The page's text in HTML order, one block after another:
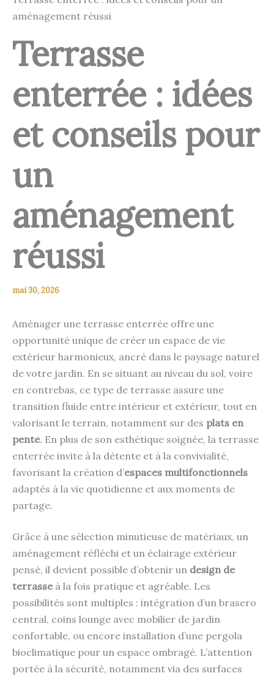
aménagement réussi
Terrasse
enterrée : idées
et conseils pour
un
aménagement
réussi
mai 30, 2026
Aménager une terrasse enterrée offre une
opportunité unique de créer un espace de vie
extérieur harmonieux, ancré dans le paysage naturel
de votre jardin. En se situant au niveau du sol, voire
en contrebas, ce type de terrasse assure une
transition fluide entre intérieur et extérieur, tout en
valorisant le terrain, notamment sur des plats en
pente. En plus de son esthétique soignée, la terrasse
enterrée invite à la détente et à la convivialité,
favorisant la création d’espaces multifonctionnels
adaptés à la vie quotidienne et aux moments de
partage.
Grâce à une sélection minutieuse de matériaux, un
aménagement réfléchi et un éclairage extérieur
pensé, il devient possible d’obtenir un design de
terrasseà la fois pratique et agréable. Les
possibilités sont multiples : intégration d’un brasero
central, coins lounge avec mobilier de jardin
confortable, ou encore installation d’une pergola
bioclimatique pour un espace ombragé. L’attention
portée à la sécurité, notamment via des surfaces